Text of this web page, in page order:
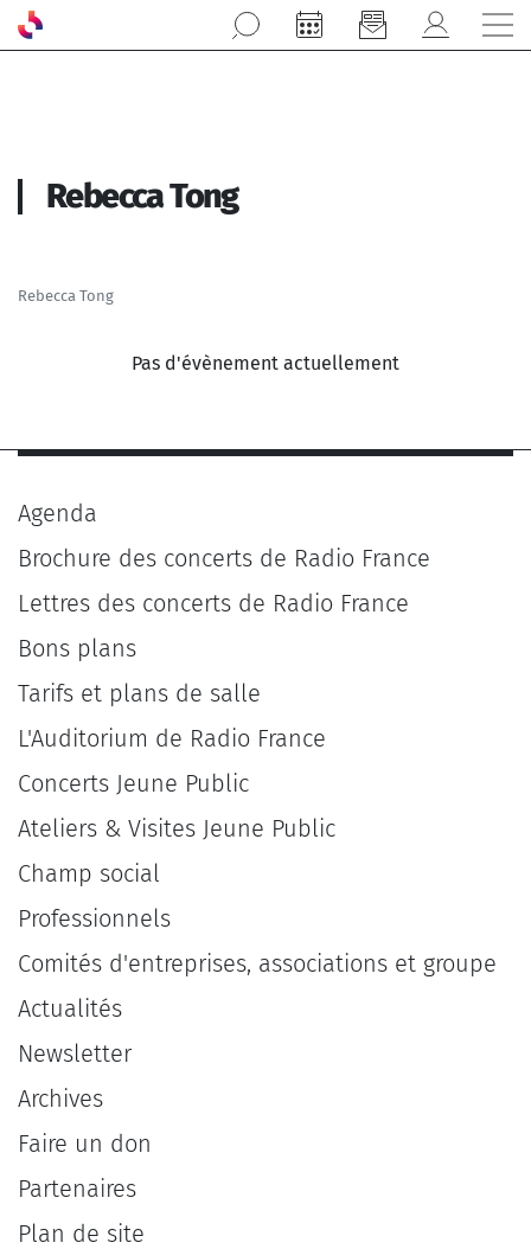
Aller au contenu principal
Rebecca Tong
Rebecca Tong
Pas d'évènement actuellement
Agenda
Brochure des concerts de Radio France
Lettres des concerts de Radio France
Bons plans
Tarifs et plans de salle
L'Auditorium de Radio France
Concerts Jeune Public
Ateliers & Visites Jeune Public
Champ social
Professionnels
Comités d'entreprises, associations et groupe
Actualités
Newsletter
Archives
Faire un don
Partenaires
Plan de site